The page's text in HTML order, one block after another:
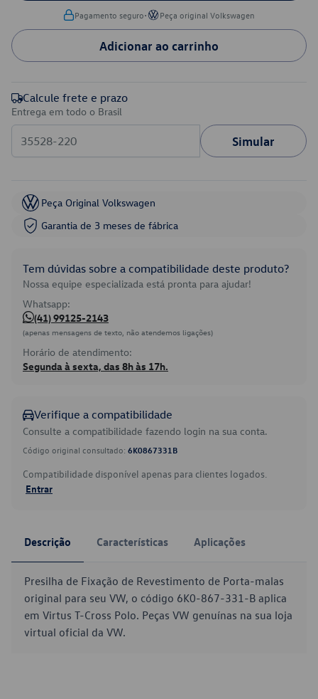
Pagamento seguro• Peça original Volkswagen
Adicionar ao carrinho
Calcule frete e prazo
Entrega em todo o Brasil
Simular
Peça Original Volkswagen
Garantia de 3 meses de fábrica
Tem dúvidas sobre a compatibilidade deste produto?
Nossa equipe especializada está pronta para ajudar!
Whatsapp:
(41) 99125-2143
(apenas mensagens de texto, não atendemos ligações)
Horário de atendimento:
Segunda à sexta, das 8h às 17h.
Verifique a compatibilidade
Consulte a compatibilidade fazendo login na sua conta.
Código original consultado: 6K0867331B
Compatibilidade disponível apenas para clientes logados.
Entrar
Descrição Características Aplicações
Presilha de Fixação de Revestimento de Porta-malas
original para seu VW, o código 6K0-867-331-B aplica
em Virtus T-Cross Polo. Peças VW genuínas na sua loja
virtual oficial da VW.